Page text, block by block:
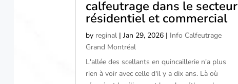
calfeutrage dans le secteur
résidentiel et commercial
by reginal | Jan 29, 2026 | Info Calfeutrage
Grand Montréal
L'allée des scellants en quincaillerie n'a plus
rien à voir avec celle d'il y a dix ans. Là où